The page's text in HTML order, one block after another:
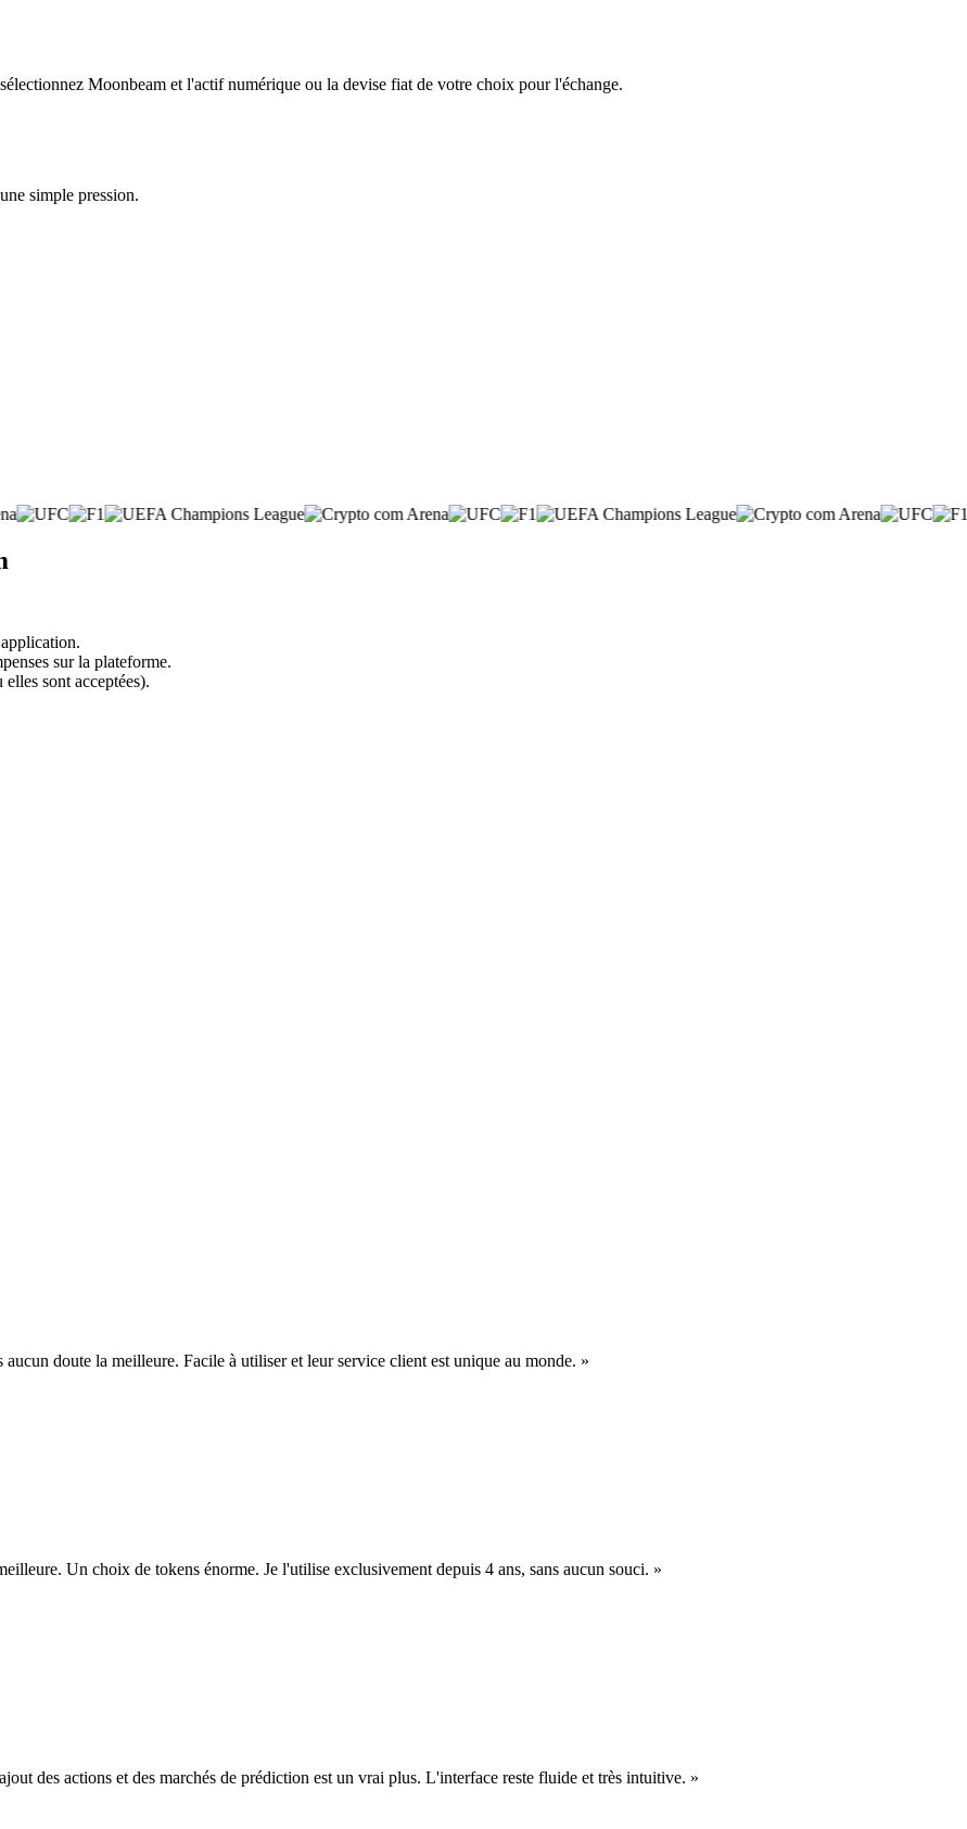
Moonbeam et l'actif numérique ou la devise fiat de votre choix pour l'échange.
simple pression.
sur la plateforme.
sont acceptées).
doute la meilleure. Facile à utiliser et leur service client est unique au monde. »
Un choix de tokens énorme. Je l'utilise exclusivement depuis 4 ans, sans aucun souci. »
des actions et des marchés de prédiction est un vrai plus. L'interface reste fluide et très intuitive. »